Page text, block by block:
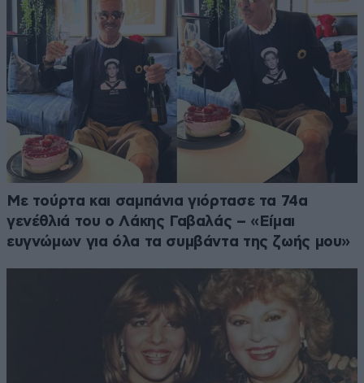
Με τούρτα και σαμπάνια γιόρτασε τα 74α
γενέθλιά του ο Λάκης Γαβαλάς – «Είμαι
ευγνώμων για όλα τα συμβάντα της ζωής μου»